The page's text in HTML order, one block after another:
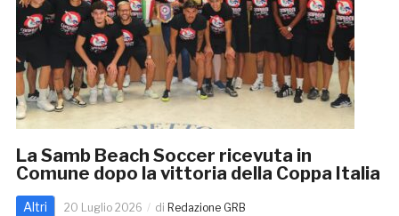
La Samb Beach Soccer ricevuta in
Comune dopo la vittoria della Coppa Italia
Altri 20 Luglio 2026 di Redazione GRB